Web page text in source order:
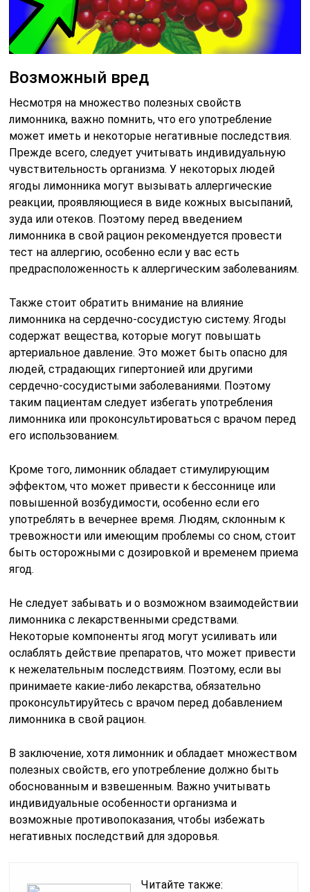
Возможный вред
Несмотря на множество полезных свойств
лимонника, важно помнить, что его употребление
может иметь и некоторые негативные последствия.
Прежде всего, следует учитывать индивидуальную
чувствительность организма. У некоторых людей
ягоды лимонника могут вызывать аллергические
реакции, проявляющиеся в виде кожных высыпаний,
зуда или отеков. Поэтому перед введением
лимонника в свой рацион рекомендуется провести
тест на аллергию, особенно если у вас есть
предрасположенность к аллергическим заболеваниям.
Также стоит обратить внимание на влияние
лимонника на сердечно-сосудистую систему. Ягоды
содержат вещества, которые могут повышать
артериальное давление. Это может быть опасно для
людей, страдающих гипертонией или другими
сердечно-сосудистыми заболеваниями. Поэтому
таким пациентам следует избегать употребления
лимонника или проконсультироваться с врачом перед
его использованием.
Кроме того, лимонник обладает стимулирующим
эффектом, что может привести к бессоннице или
повышенной возбудимости, особенно если его
употреблять в вечернее время. Людям, склонным к
тревожности или имеющим проблемы со сном, стоит
быть осторожными с дозировкой и временем приема
ягод.
Не следует забывать и о возможном взаимодействии
лимонника с лекарственными средствами.
Некоторые компоненты ягод могут усиливать или
ослаблять действие препаратов, что может привести
к нежелательным последствиям. Поэтому, если вы
принимаете какие-либо лекарства, обязательно
проконсультируйтесь с врачом перед добавлением
лимонника в свой рацион.
В заключение, хотя лимонник и обладает множеством
полезных свойств, его употребление должно быть
обоснованным и взвешенным. Важно учитывать
индивидуальные особенности организма и
возможные противопоказания, чтобы избежать
негативных последствий для здоровья.
Читайте также: